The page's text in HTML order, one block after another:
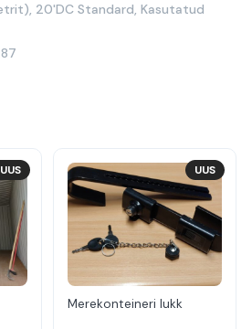
, 20'DC Standard, Kasutatud
UUS
Merekonteineri lukk
UUS